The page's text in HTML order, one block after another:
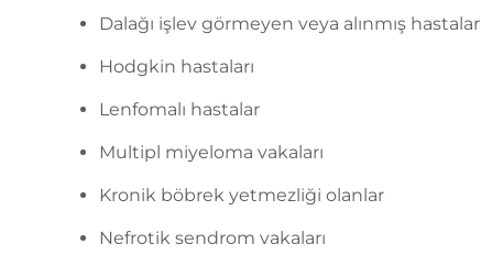
Dalağı işlev görmeyen veya alınmış hastalar
Hodgkin hastaları
Lenfomalı hastalar
Multipl miyeloma vakaları
Kronik böbrek yetmezliği olanlar
Nefrotik sendrom vakaları